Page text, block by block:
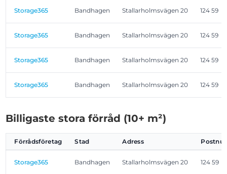
Storage365 Bandhagen Stallarholmsvägen 20 124 59
Storage365 Bandhagen Stallarholmsvägen 20 124 59
Storage365 Bandhagen Stallarholmsvägen 20 124 59
Storage365 Bandhagen Stallarholmsvägen 20 124 59
Billigaste stora förråd (10+ m²)
Förrådsföretag Stad Adress
Storage365 Bandhagen Stallarholmsvägen 20 124 59